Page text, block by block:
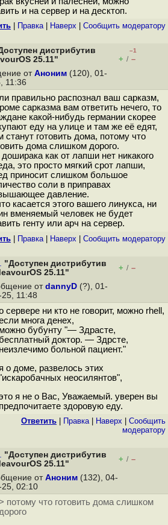
и на сервер и на десктоп.
Правка| Наверх Cообщить модератору
дистрибутив
25.11"
–1
+ / –
от Аноним (120), 01-
11:36
правильно распознал ваш сарказм,
сарказма вам ответить нечего, то
какой-нибудь германии скорее
еду на улице и там же её едят,
станут готовить дома, потому что
дома слишком дорого.
как от лапши нет никакого
это просто мягкий срот лапши,
приносит слишком большое
соли в приправах
давление.
касается этого вашего линукса, ни
вменяемый человек не будет
генту или арч на сервер.
Правка| Наверх Cообщить модератору
. "Доступен дистрибутив
25.11"
+ / –
от dannyD (?), 01-
25, 11:48
сервере ни кто не говорит, можно rhell,
многа денех,
можно бубунту "— Здрасте,
доктор. — Здрсте,
неизлечимо больной пациент."
о доме, развелось этих
неосилянтов",
я не о Вас, Уважаемый. уверен вы
предпочитаете здоровую еду.
Ответить Правка| Наверх
Cообщить
модератору
. "Доступен дистрибутив
25.11"
+ / –
от Аноним (132), 04-
25, 02:10
потому что готовить дома слишком